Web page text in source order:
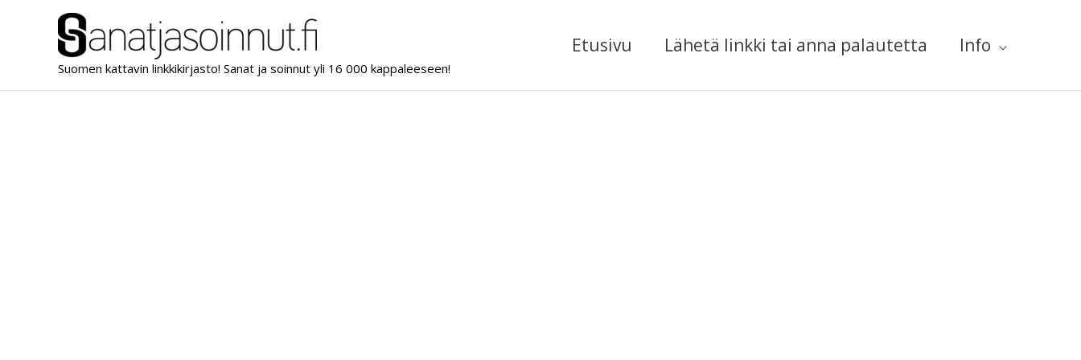
Suomen kattavin linkkikirjasto! Sanat ja soinnut yli 16 000 kappaleeseen!
Etusivu Lähetä linkki tai anna palautetta Info